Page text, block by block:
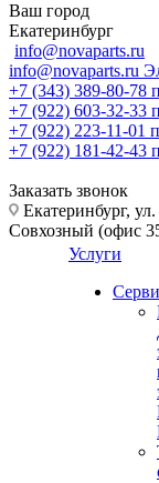
Ваш город
Екатеринбург
info@novaparts.ru
info@novaparts.ru
+7 (343) 389-80-78
+7 (922) 603-32-33
+7 (922) 223-11-01
+7 (922) 181-42-43
Заказать звонок
Екатеринбург,
Совхозный (офис
Услуги